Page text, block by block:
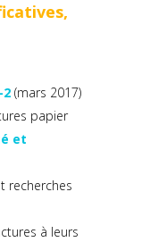
2 (mars 2017)
papier
et
recherches
à leurs